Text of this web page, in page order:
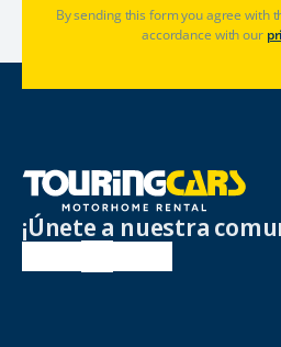
By sending this form you agree with
accordance with our
¡Únete a nuestra